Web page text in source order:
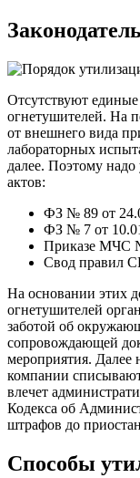
Отсутствуют единые
огнетушителей. На
от внешнего вида
лабораторных
далее. Поэтому
актов:
ФЗ № 89 от
ФЗ № 7 от
Приказе МЧС
Свод правил
На основании этих
огнетушителей
заботой об
сопровождающей
мероприятия. Далее
компании
влечет
Кодекса об
штрафов до
Способы